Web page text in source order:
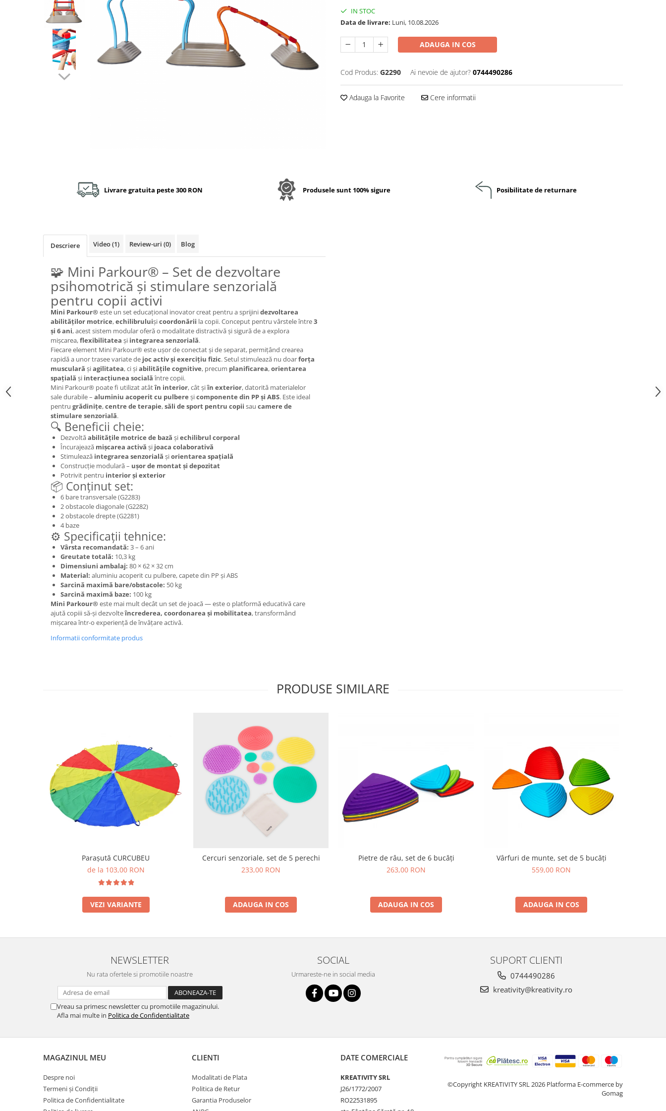
Biciclete si Triciclete
Biciclete VIKING
Biciclete Viking Challange
Creativitate si indemanare
Jocuri matematice
Jucării de sortare
Dezvoltare psihomotrica
Dezvoltare proprioceptiva
Dezvoltare vestibulara
Jucarii de echilibru
Mingi terapeutice
Module din burete
Motricitate fina
Motricitate grosiera
Recunoasterea formelor
Trasee de motricitate
Diverse jucarii educative
Dezvoltarea limbajului
Mobilier gradinita
Spații de joacă
Educatie inovativa
Dezvoltare timpurie
Joc imaginativ
Sortare si numarare
Mărgele de călcat HAMA
Hama Maxi Sticks
Margele HAMA MAXI
Mărgele HAMA MIDI
IN STOC
Data de livrare: Luni, 10.08.2026
ADAUGA IN COS
Cod Produs: G2290 Ai nevoie de ajutor? 0744490286
Adauga la Favorite Cere informatii
Livrare gratuita peste 300 RON Produsele sunt 100% sigure Posibilitate de returnare
Descriere Video(1) Review-uri (0) Blog
🧩 Mini Parkour® – Set de dezvoltare
psihomotrică și stimulare senzorială
pentru copii activi
Mini Parkour®este un set educațional inovator creat pentru a sprijinidezvoltarea
abilităților motrice,echilibruluișicoordonării la copii. Conceput pentru vârstele între3
și 6 ani, acest sistem modular oferă o modalitate distractivă și sigură de a explora
mișcarea,flexibilitatea și integrarea senzorială.
Fiecare element Mini Parkour® este ușor de conectat și de separat, permițând crearea
rapidă a unor trasee variate de joc activ și exercițiu fizic. Setul stimulează nu doarforța
musculară șiagilitatea, ci șiabilitățile cognitive, precum planificarea,orientarea
spațială și interacțiunea socialăîntre copii.
Mini Parkour® poate fi utilizat atâtîn interior, cât șiîn exterior, datorită materialelor
sale durabile – aluminiu acoperit cu pulbere șicomponente din PP și ABS. Este ideal
pentru grădinițe,centre de terapie,săli de sport pentru copii sau camere de
stimulare senzorială.
🔍 Beneficii cheie:
Dezvoltăabilitățile motrice de bază șiechilibrul corporal
Încurajează mișcarea activă și joaca colaborativă
Stimulează integrarea senzorială șiorientarea spațială
Construcție modulară – ușor de montat și depozitat
Potrivit pentru interior și exterior
📦 Conținut set:
6 bare transversale (G2283)
2 obstacole diagonale (G2282)
2 obstacole drepte (G2281)
4 baze
⚙️ Specificații tehnice:
Vârsta recomandată: 3 – 6 ani
Greutate totală: 10,3 kg
Dimensiuni ambalaj: 80 × 62 × 32 cm
Material: aluminiu acoperit cu pulbere, capete din PP și ABS
Sarcină maximă bare/obstacole: 50 kg
Sarcină maximă baze: 100 kg
Mini Parkour®este mai mult decât un set de joacă — este o platformă educativă care
ajută copiii să-și dezvolteîncrederea, coordonarea și mobilitatea, transformând
mișcarea într-o experiență de învățare activă.
Informatii conformitate produs
PRODUSE SIMILARE
Parașută CURCUBEU
de la 103,00 RON
VEZI VARIANTE
Cercuri senzoriale, set de 5 perechi
233,00 RON
ADAUGA IN COS
Pietre de râu, set de 6 bucăți
263,00 RON
ADAUGA IN COS
Vârfuri de munte, set de 5 bucăți
559,00 RON
ADAUGA IN COS
NEWSLETTER
Nu rata ofertele si promotiile noastre
Vreau sa primesc newsletter cu promotiile magazinului.
Afla mai multe in Politica de Confidentialitate
SOCIAL
Urmareste-ne in social media
SUPORT CLIENTI
0744490286
kreativity@kreativity.ro
MAGAZINUL MEU
Despre noi
Termeni și Condiții
Politica de Confidentialitate
CLIENTI
Modalitati de Plata
Politica de Retur
Garantia Produselor
DATE COMERCIALE
KREATIVITY SRL
J26/1772/2007
RO22531895
©Copyright KREATIVITY SRL 2026 Platforma E-commerce by
Gomag